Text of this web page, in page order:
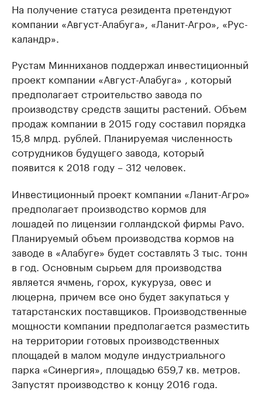
На получение статуса резидента претендуют
компании «Август-Алабуга», «Ланит-Агро», «Рус-
каландр».
Рустам Минниханов поддержал инвестиционный
проект компании «Август-Алабуга» , который
предполагает строительство завода по
производству средств защиты растений. Объем
продаж компании в 2015 году составил порядка
15,8 млрд. рублей. Планируемая численность
сотрудников будущего завода, который
появится к 2018 году – 312 человек.
Инвестиционный проект компании «Ланит-Агро»
предполагает производство кормов для
лошадей по лицензии голландской фирмы Pavo.
Планируемый объем производства кормов на
заводе в «Алабуге» будет составлять 3 тыс. тонн
в год. Основным сырьем для производства
является ячмень, горох, кукуруза, овес и
люцерна, причем все оно будет закупаться у
татарстанских поставщиков. Производственные
мощности компании предполагается разместить
на территории готовых производственных
площадей в малом модуле индустриального
парка «Синергия», площадью 659,7 кв. метров.
Запустят производство к концу 2016 года.